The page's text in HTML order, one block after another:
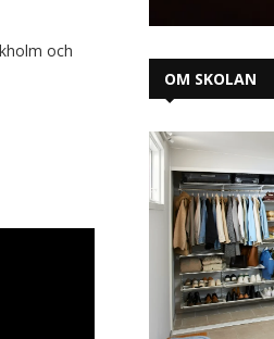
och
OM SKOLAN